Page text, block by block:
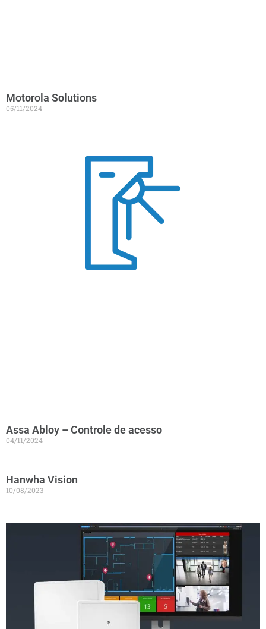
Motorola Solutions
05/11/2024
Assa Abloy – Controle de acesso
04/11/2024
Hanwha Vision
10/08/2023